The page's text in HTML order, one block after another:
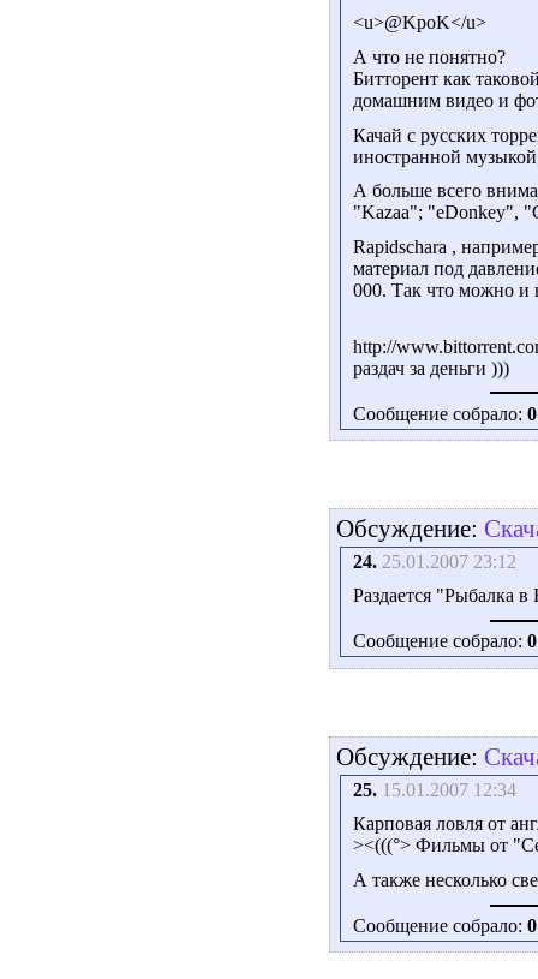
<u>@KpoK</u>
А что не понятно?
Битторент как
домашним видео и
Качай с русских
иностранной
А больше всего
"Kazaa"; "eDonkey",
Rapidschara ,
материал под
000. Так что можно и
http://
раздач за деньги )))
Сообщение собрало: 0
Обсуждение:
24. 25.01.2007 23:12
Раздается "Рыбалка
Сообщение собрало: 0
Обсуждение:
25. 15.01.2007 12:34
Карповая ловля от
><(((°> Фильмы от
А также несколько
Сообщение собрало: 0